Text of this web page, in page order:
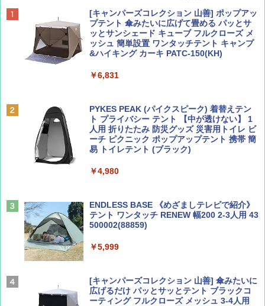
ディズニーファン ２０２６年 ９月号 [雑
誌] (ＤＩＳＮＥＹ ＦＡＮ)
￥713
￥1,500
D40 地球の歩き方 チェンマイ タイ北部の魅
力的な町 2026～2027 地球の歩き方D アジア
￥2,079
￥2,479
ァキア 2026～2027 地球の歩き方A ヨーロッ
￥2,277
[キャンパーズコレクション 山善] ポップアッ
プテント 傘みたいに広げて畳める パッとサ
ッとサンシェード キューブ フルクローズ メ
ッシュ 簡単設置 ワンタッチテント キャンプ
&ハイキング カーキ PATC-150(KH)
￥6,831
PYKES PEAK (パイクスピーク) 着替えテン
ト プライバシー テント 【中が透けない】 1
人用 折りたたみ 防災グッズ 災害用トイレ ビ
ーチ ピクニック ポップアップテント 携帯 簡
易 トイレテント (ブラック)
￥4,980
ENDLESS BASE 《めざましテレビで紹介》
テント ワンタッチ RENEW 幅200 2-3人用 43
500002(88859)
￥5,999
[キャンパーズコレクション 山善] 傘みたいに
広げるだけ パッとサッとテント ブラックコ
ーティング フルクローズ メッシュ 3-4人用